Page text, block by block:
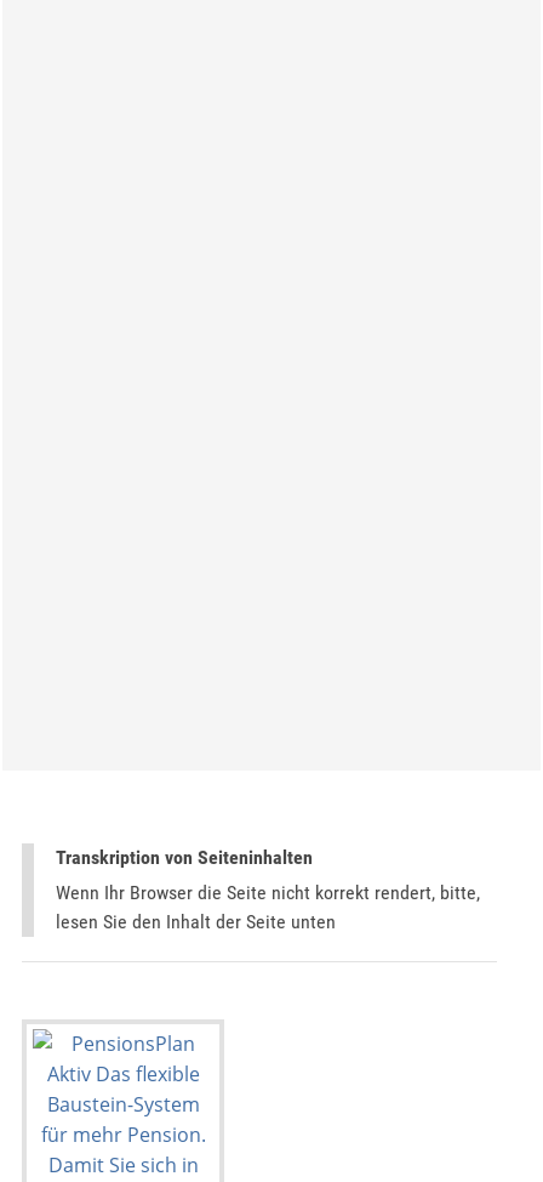
Transkription von Seiteninhalten
Wenn Ihr Browser die Seite nicht korrekt rendert, bitte,
lesen Sie den Inhalt der Seite unten